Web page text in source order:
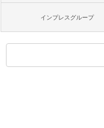
インプレスグループ